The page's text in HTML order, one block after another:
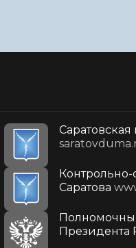
Контрольно-
Саратова